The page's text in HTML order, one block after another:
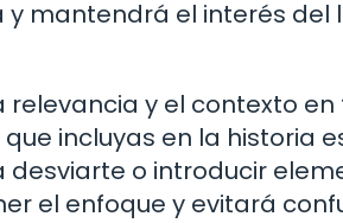
mantendrá el interés
y el contexto
incluyas en la historia
o introducir
el enfoque y evitará